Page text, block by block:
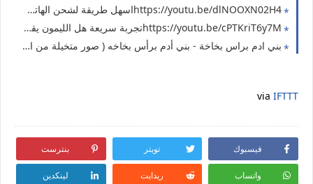
https://youtu.be/dlNOOXN02H4اسهل طريقة لشحن الهاتف ( حل مشكلة انقطاع الكهرباء 4 )
https://youtu.be/cPTKriT6y7Mتجربة سريعة هل الليمون يقدر يشحن الهاتف ( حل مشكلة انقطاع الكهرباء 3 )
بني ادم براس بخاخة - بني أدم برأس بخاخه ( صور متخيلة من الذكاء الاصطناعي ai لانسان راسه بخاخة ) الذكاء الأصطناعي AI رسم رجل ولكن بدلا من رأسه وقع بخاخة سبراي 2024
via IFTTT
فيسبوك تويتر بنترست
واتساب ريدايت لينكدين